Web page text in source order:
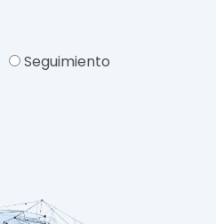
Seguimiento